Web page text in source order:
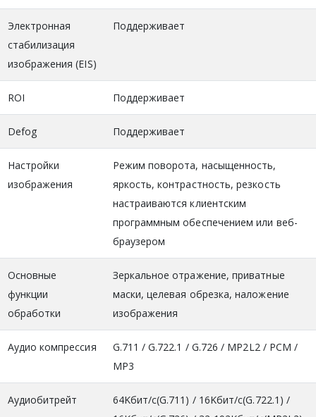
Электронная
стабилизация
изображения (EIS)
Поддерживает
ROI Поддерживает
Defog Поддерживает
Настройки
изображения
Режим поворота, насыщенность,
яркость, контрастность, резкость
настраиваются клиентским
программным обеспечением или веб-
браузером
Основные
функции
обработки
Зеркальное отражение, приватные
маски, целевая обрезка, наложение
изображения
Аудио компрессия
G.711 / G.722.1 / G.726 / MP2L2 / PCM /
MP3
Аудиобитрейт
64Kбит/с(G.711) / 16Kбит/с(G.722.1) /